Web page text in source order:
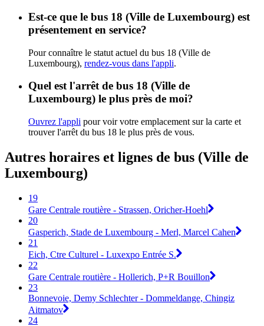
Est-ce que le bus 18 (Ville de Luxembourg) est
présentement en service?
Pour connaître le statut actuel du bus 18 (Ville de
Luxembourg), rendez-vous dans l'appli.
Quel est l'arrêt de bus 18 (Ville de
Luxembourg) le plus près de moi?
Ouvrez l'appli pour voir votre emplacement sur la carte et
trouver l'arrêt du bus 18 le plus près de vous.
Autres horaires et lignes de bus (Ville de
Luxembourg)
19
Gare Centrale routière - Strassen, Oricher-Hoehl
20
Gasperich, Stade de Luxembourg - Merl, Marcel Cahen
21
Eich, Ctre Culturel - Luxexpo Entrée S.
22
Gare Centrale routière - Hollerich, P+R Bouillon
23
Bonnevoie, Demy Schlechter - Dommeldange, Chingiz
Aitmatov
24